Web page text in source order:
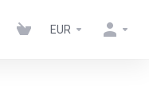
EUR